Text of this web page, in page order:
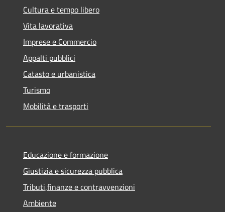
Cultura e tempo libero
Vita lavorativa
Imprese e Commercio
Appalti pubblici
Catasto e urbanistica
Turismo
Mobilità e trasporti
Educazione e formazione
Giustizia e sicurezza pubblica
Tributi,finanze e contravvenzioni
Ambiente